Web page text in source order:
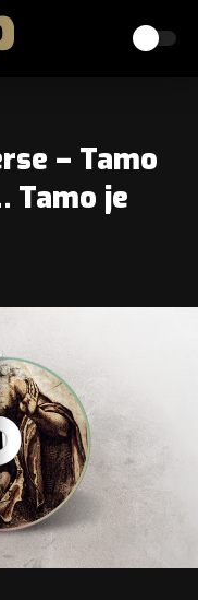
– Tamo
Tamo je